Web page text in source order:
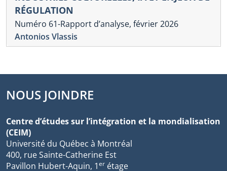
RÉGULATION
Numéro 61-Rapport d’analyse, février 2026
Antonios Vlassis
NOUS JOINDRE
Centre d’études sur l’intégration et la mondialisation
(CEIM)
Université du Québec à Montréal
400, rue Sainte-Catherine Est
Pavillon Hubert-Aquin, 1er étage